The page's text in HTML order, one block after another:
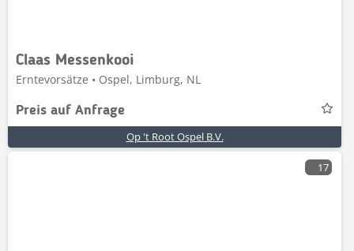
Claas Messenkooi
Erntevorsätze • Ospel, Limburg, NL
Preis auf Anfrage
Op 't Root Ospel B.V.
17